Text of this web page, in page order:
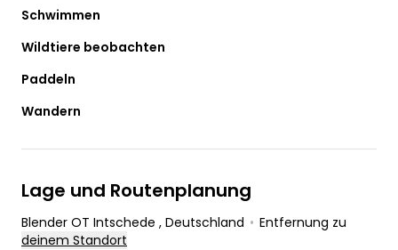
Schwimmen
Wildtiere beobachten
Paddeln
Wandern
Lage und Routenplanung
Blender OT Intschede , Deutschland • Entfernung zu
deinem Standort